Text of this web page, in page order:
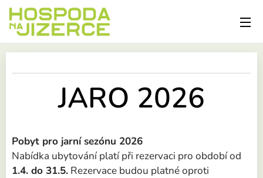
JARO 2026
Pobyt pro jarní sezónu 2026
Nabídka ubytování platí při rezervaci pro období od
1.4. do 31.5. Rezervace budou platné oproti